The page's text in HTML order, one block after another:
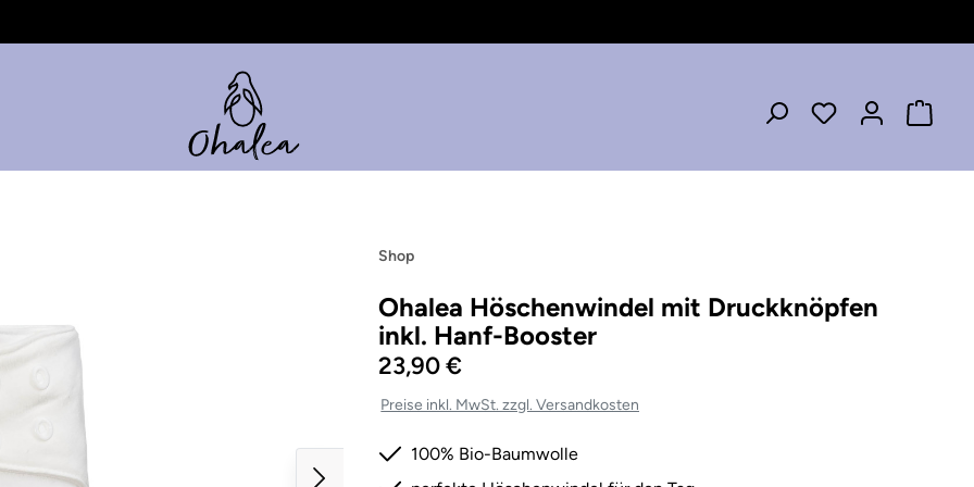
Shop
Ohalea Höschenwindel mit Druckknöpfen
inkl. Hanf-Booster
23,90 €
Preise inkl. MwSt. zzgl. Versandkosten
100% Bio-Baumwolle